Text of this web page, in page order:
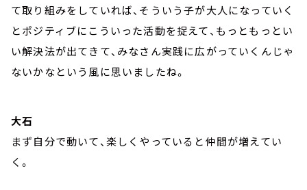
て取り組みをしていれば、そういう子が大人になっていく
とポジティブにこういった活動を捉えて、もっともっとい
い解決法が出てきて、みなさん実践に広がっていくんじゃ
ないかなという風に思いましたね。
大石
まず自分で動いて、楽しくやっていると仲間が増えてい
く。